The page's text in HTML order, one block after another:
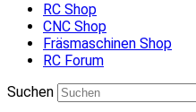
RC Shop
CNC Shop
Fräsmaschinen Shop
RC Forum
Suchen